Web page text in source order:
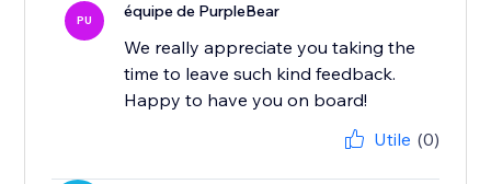
PU équipe de PurpleBear
We really appreciate you taking the
time to leave such kind feedback.
Happy to have you on board!
Utile (0)